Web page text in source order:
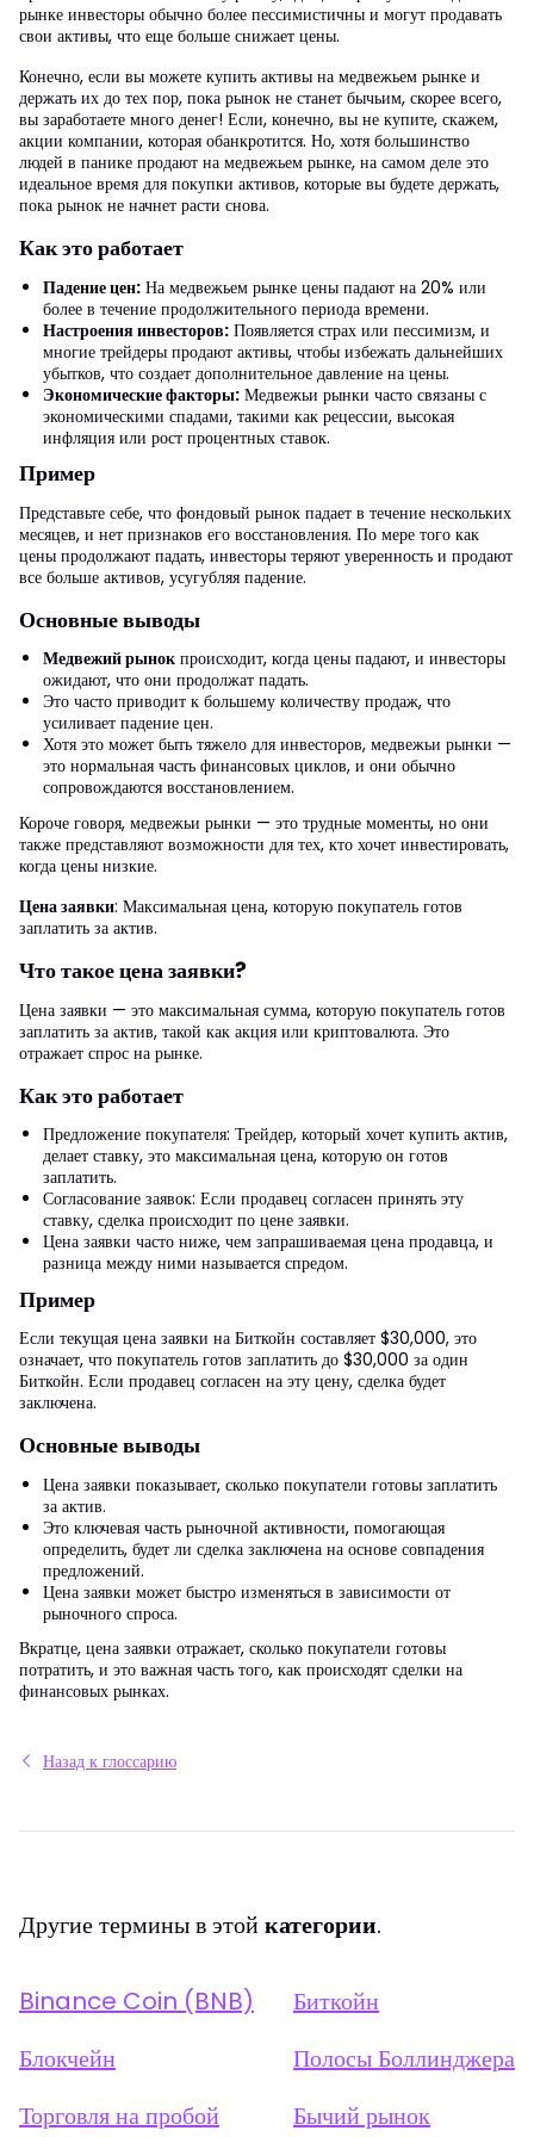
рынке инвесторы обычно более пессимистичны и могут продавать
свои активы, что еще больше снижает цены.
Конечно, если вы можете купить активы на медвежьем рынке и
держать их до тех пор, пока рынок не станет бычьим, скорее всего,
вы заработаете много денег! Если, конечно, вы не купите, скажем,
акции компании, которая обанкротится. Но, хотя большинство
людей в панике продают на медвежьем рынке, на самом деле это
идеальное время для покупки активов, которые вы будете держать,
пока рынок не начнет расти снова.
Как это работает
Падение цен: На медвежьем рынке цены падают на 20% или
более в течение продолжительного периода времени.
Настроения инвесторов: Появляется страх или пессимизм, и
многие трейдеры продают активы, чтобы избежать дальнейших
убытков, что создает дополнительное давление на цены.
Экономические факторы: Медвежьи рынки часто связаны с
экономическими спадами, такими как рецессии, высокая
инфляция или рост процентных ставок.
Пример
Представьте себе, что фондовый рынок падает в течение нескольких
месяцев, и нет признаков его восстановления. По мере того как
цены продолжают падать, инвесторы теряют уверенность и продают
все больше активов, усугубляя падение.
Основные выводы
Медвежий рынок происходит, когда цены падают, и инвесторы
ожидают, что они продолжат падать.
Это часто приводит к большему количеству продаж, что
усиливает падение цен.
Хотя это может быть тяжело для инвесторов, медвежьи рынки —
это нормальная часть финансовых циклов, и они обычно
сопровождаются восстановлением.
Короче говоря, медвежьи рынки — это трудные моменты, но они
также представляют возможности для тех, кто хочет инвестировать,
когда цены низкие.
Цена заявки: Максимальная цена, которую покупатель готов
заплатить за актив.
Что такое цена заявки?
Цена заявки — это максимальная сумма, которую покупатель готов
заплатить за актив, такой как акция или криптовалюта. Это
отражает спрос на рынке.
Как это работает
Предложение покупателя: Трейдер, который хочет купить актив,
делает ставку, это максимальная цена, которую он готов
заплатить.
Согласование заявок: Если продавец согласен принять эту
ставку, сделка происходит по цене заявки.
Цена заявки часто ниже, чем запрашиваемая цена продавца, и
разница между ними называется спредом.
Пример
Если текущая цена заявки на Биткойн составляет $30,000, это
означает, что покупатель готов заплатить до $30,000 за один
Биткойн. Если продавец согласен на эту цену, сделка будет
заключена.
Основные выводы
Цена заявки показывает, сколько покупатели готовы заплатить
за актив.
Это ключевая часть рыночной активности, помогающая
определить, будет ли сделка заключена на основе совпадения
предложений.
Цена заявки может быстро изменяться в зависимости от
рыночного спроса.
Вкратце, цена заявки отражает, сколько покупатели готовы
потратить, и это важная часть того, как происходят сделки на
финансовых рынках.
Назад к глоссарию
Другие термины в этойкатегории.
Binance Coin (BNB)
Биткойн
Блокчейн
Полосы Боллинджера
Торговля на пробой
Бычий рынок